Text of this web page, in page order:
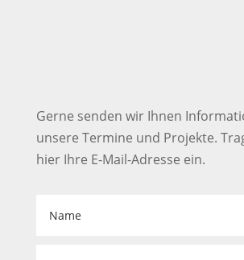
Gerne senden wir Ihnen
unsere Termine und Projekte.
hier Ihre E-Mail-Adresse ein.